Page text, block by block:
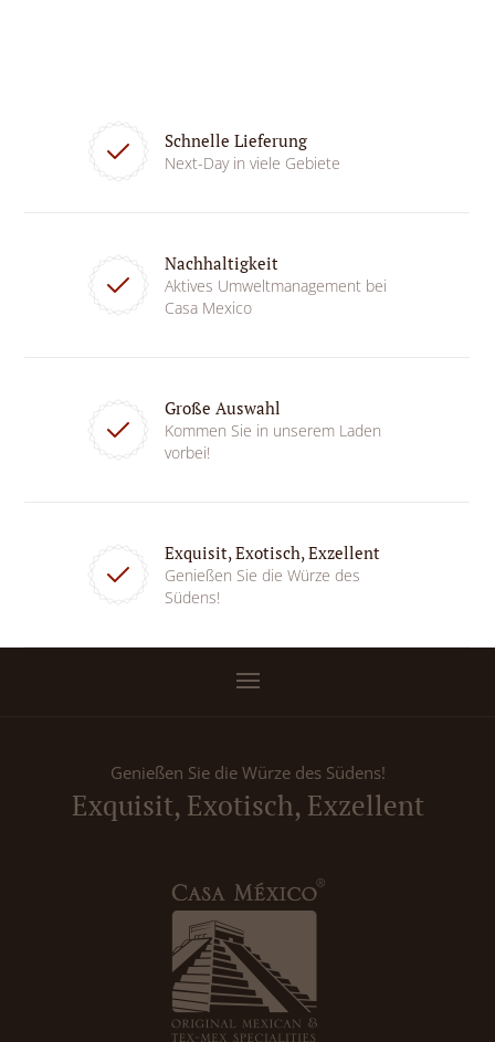
Schnelle Lieferung
Next-Day in viele Gebiete
Nachhaltigkeit
Aktives Umweltmanagement bei
Casa Mexico
Große Auswahl
Kommen Sie in unserem Laden
vorbei!
Exquisit, Exotisch, Exzellent
Genießen Sie die Würze des
Südens!
Genießen Sie die Würze des Südens!
Exquisit, Exotisch, Exzellent